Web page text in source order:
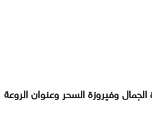
الجمال وفيروزة السحر وعنوان الروعة